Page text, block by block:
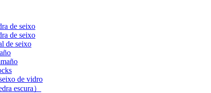
de seixo
de seixo
de seixo
de vidro
escura）